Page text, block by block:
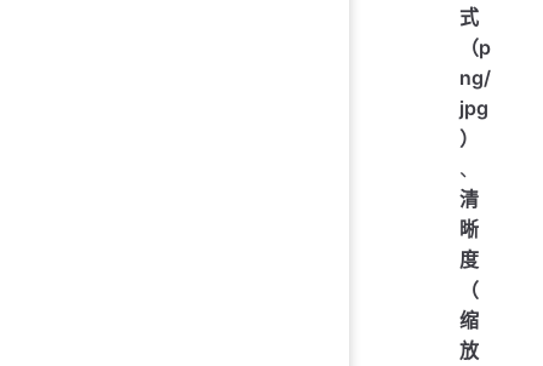
式
（p
ng/
jpg
）
、
清
晰
度
（
缩
放